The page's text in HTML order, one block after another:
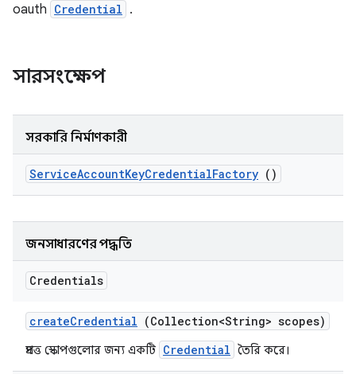
oauth Credential .
সারসংক্ষেপ
সরকারি নির্মাণকারী
ServiceAccountKeyCredentialFactory ()
জনসাধারণের পদ্ধতি
Credentials
createCredential (Collection<String> scopes)
প্রদত্ত স্কোপগুলোর জন্য একটি Credential তৈরি করে।